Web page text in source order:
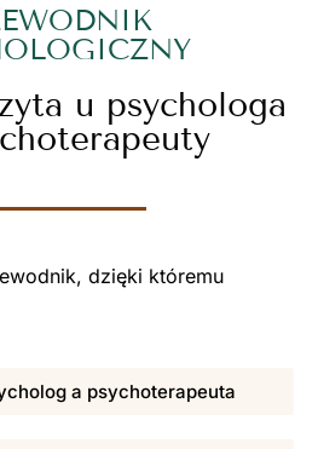
u psychologa
dzięki któremu
a psychoterapeuta